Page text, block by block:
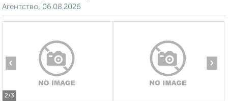
Агентство, 06.08.2026
2/3
‹ ›